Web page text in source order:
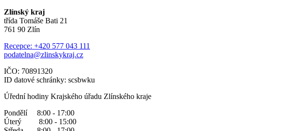
Zlínský kraj
třída Tomáše Bati 21
761 90 Zlín
Recepce: +420 577 043 111
podatelna@zlinskykraj.cz
IČO: 70891320
ID datové schránky: scsbwku
Úřední hodiny Krajského úřadu Zlínského kraje
Pondělí 8:00 - 17:00
Úterý 8:00 - 15:00